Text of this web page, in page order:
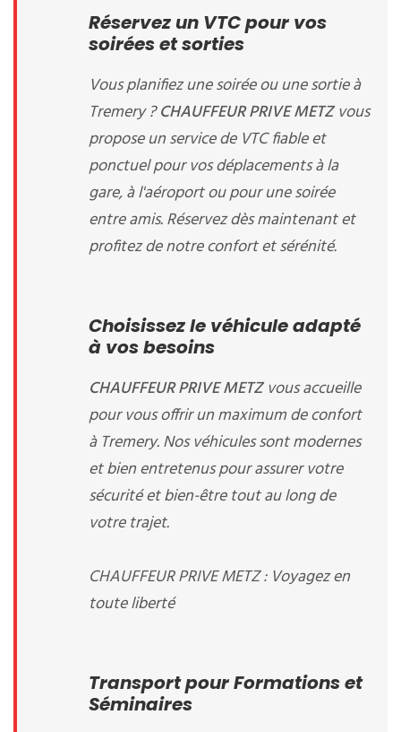
Réservez un VTC pour vos
soirées et sorties
Vous planifiez une soirée ou une sortie à
Tremery ?CHAUFFEUR PRIVE METZvous
propose un service de VTC fiable et
ponctuel pour vos déplacements à la
gare, à l'aéroport ou pour une soirée
entre amis. Réservez dès maintenant et
profitez de notre confort et sérénité.
Choisissez le véhicule adapté
à vos besoins
CHAUFFEUR PRIVE METZvous accueille
pour vous offrir un maximum de confort
à Tremery. Nos véhicules sont modernes
et bien entretenus pour assurer votre
sécurité et bien-être tout au long de
votre trajet.
CHAUFFEUR PRIVE METZ : Voyagez en
toute liberté
Transport pour Formations et
Séminaires